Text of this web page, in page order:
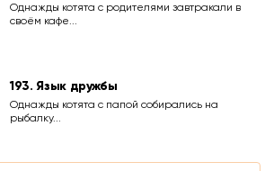
Однажды котята с родителями завтракали в
своём кафе...
193. Язык дружбы
Однажды котята с папой собирались на
рыбалку...